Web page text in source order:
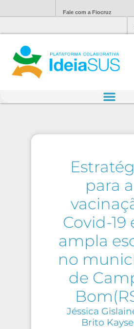
Fale com a Fiocruz
para a
Covid-19
ampla
no
de
Jéssica
Brito